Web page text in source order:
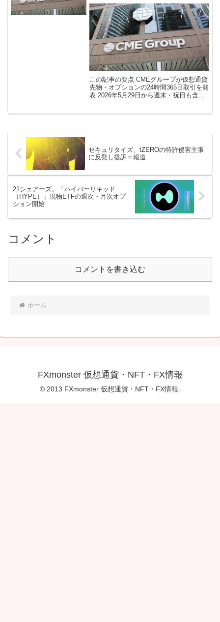
この記事の要点 CMEグループが仮想通貨
先物・オプションの24時間365日取引を発
表 2026年5月29日から週末・祝日も含め
セキュリタイズ、tZEROの特許侵害主張
に反発し提訴＝報道
21シェアーズ、「ハイパーリキッド
（HYPE）」現物ETFの週次・月次オプ
ション開始
コメント
コメントを書き込む
ホーム
FXmonster 仮想通貨・NFT・FX情報
© 2013 FXmonster 仮想通貨・NFT・FX情報.